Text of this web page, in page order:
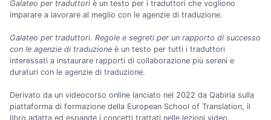
Galateo per traduttori è un testo per i traduttori che vogliono
imparare a lavorare al meglio con le agenzie di traduzione.
Galateo per traduttori. Regole e segreti per un rapporto di successo
con le agenzie di traduzione è un testo per tutti i traduttori
interessati a instaurare rapporti di collaborazione più sereni e
duraturi con le agenzie di traduzione.
Derivato da un videocorso online lanciato nel 2022 da Qabiria sulla
piattaforma di formazione della European School of Translation, il
libro adatta ed espande i concetti trattati nelle lezioni video.